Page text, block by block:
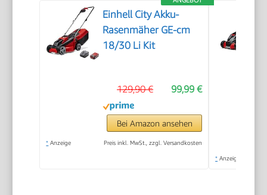
Einhell City Akku-
Rasenmäher GE-cm
18/30 Li Kit
99,99 €
129,90 €
Bei Amazon ansehen
* Anzeige Preis inkl. MwSt., zzgl. Versandkosten
* Anzeige